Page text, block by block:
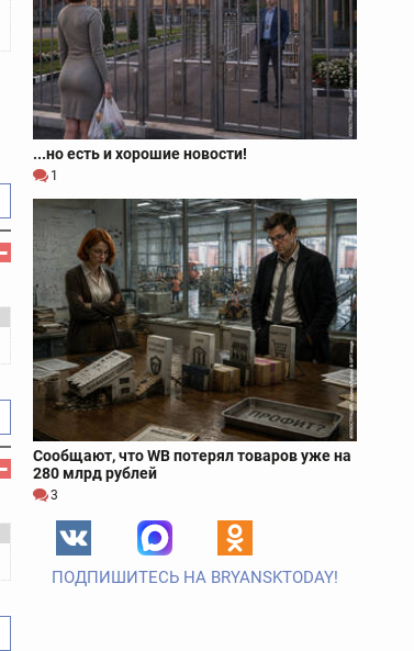
...но есть и хорошие новости!
1
Сообщают, что WB потерял товаров уже на
280 млрд рублей
3
ПОДПИШИТЕСЬ НА BRYANSKTODAY!